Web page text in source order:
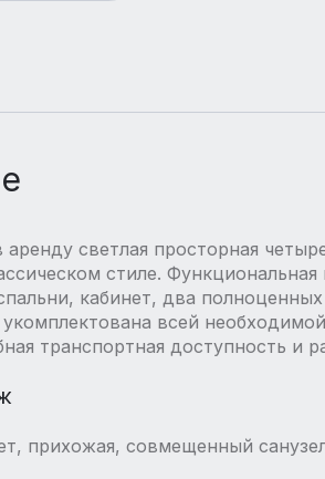
аренду светлая просторная
стиле.
кабинет, два
всей
транспортная доступность и
прихожая, совмещенный